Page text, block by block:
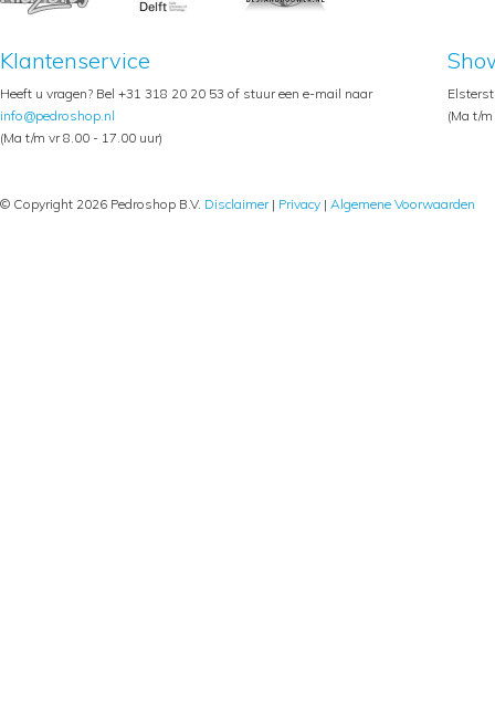
Klantenservice
Heeft u vragen? Bel +31 318 20 20 53 of stuur een e-mail naar
info@pedroshop.nl
(Ma t/m vr 8.00 - 17.00 uur)
(Ma t/
© Copyright 2026 Pedroshop B.V. Disclaimer| Privacy | Algemene Voorwaarden